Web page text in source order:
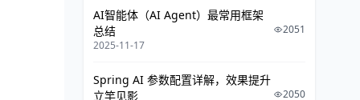
AI智能体（AI Agent）最常用框架
总结
2025-11-17
2051
Spring AI 参数配置详解，效果提升
立竿见影
2050